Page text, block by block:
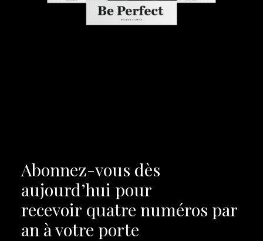
Abonnez-vous dès
aujourd’hui pour
recevoir quatre numéros par
an à votre porte